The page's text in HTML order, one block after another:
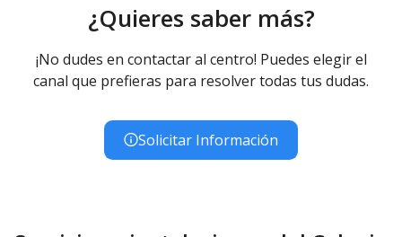
¿Quieres saber más?
¡No dudes en contactar al centro! Puedes elegir el
canal que prefieras para resolver todas tus dudas.
Solicitar Información